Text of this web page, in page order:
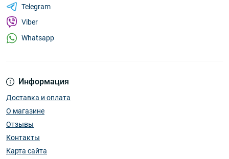
Информация
Доставка и оплата
О магазине
Отзывы
Контакты
Карта сайта
Telegram
Viber
Whatsapp